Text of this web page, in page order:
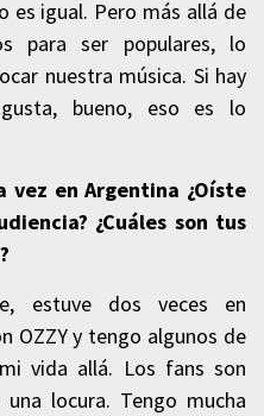
es igual. Pero más allá de
para ser populares, lo
nuestra música. Si hay
bueno, eso es lo
vez en Argentina ¿Oíste
¿Cuáles son tus
estuve dos veces en
OZZY y tengo algunos de
vida allá. Los fans son
locura. Tengo mucha